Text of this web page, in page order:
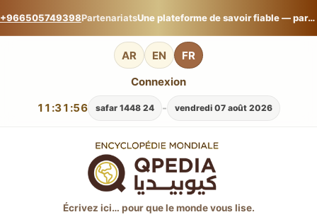
+966505749398Partenariats Une plateforme de savoir fiable — partagez votre expertise sur L’Encyclopédie mondiale Qpedia.
AR EN FR
11:31:57 vendredi 07 août 2026
-
24 safar 1448
Connexion
Écrivez ici… pour que le monde vous lise.